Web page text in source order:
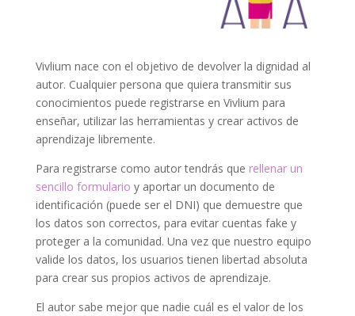
Vivlium nace con el objetivo de devolver la dignidad al
autor. Cualquier persona que quiera transmitir sus
conocimientos puede registrarse en Vivlium para
enseñar, utilizar las herramientas y crear activos de
aprendizaje libremente.
Para registrarse como autor tendrás que rellenar un
sencillo formulario y aportar un documento de
identificación (puede ser el DNI) que demuestre que
los datos son correctos, para evitar cuentas fake y
proteger a la comunidad. Una vez que nuestro equipo
valide los datos, los usuarios tienen libertad absoluta
para crear sus propios activos de aprendizaje.
El autor sabe mejor que nadie cuál es el valor de los